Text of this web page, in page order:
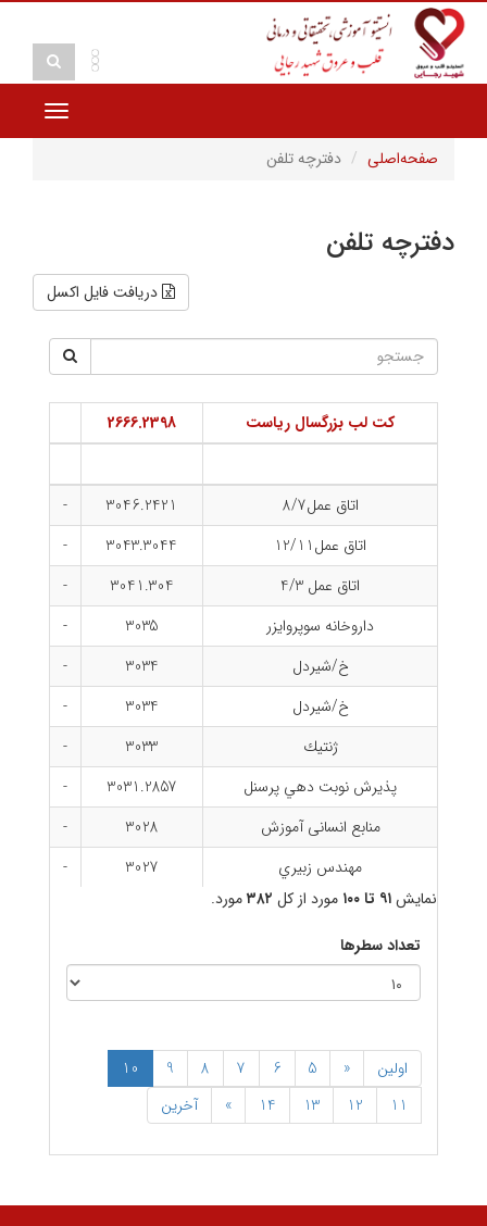
Toggle
صفحه‌اصلی
دفترچه تلفن
دفترچه تلفن
دریافت فایل اکسل
کت لب بزرگسال رياست 2666.2398
اتاق عمل8/7 3046.2421
-
اتاق عمل12/11
3043.3044
-
اتاق عمل 4/3
3041.304
-
داروخانه سوپروايزر
3035
-
خ/شيردل
3034
-
خ/شيردل
3034
-
ژنتيك
3033
-
پذیرش نوبت دهي پرسنل
3031.2857
-
منابع انسانی آموزش
3028
-
مهندس زبيري
3027
-
نمایش۹۱ تا ۱۰۰ مورد از کل ۳۸۲مورد.
تعداد سطرها
اولین «
5
6
7
8
9
10
11
12
13
14
» آخرین